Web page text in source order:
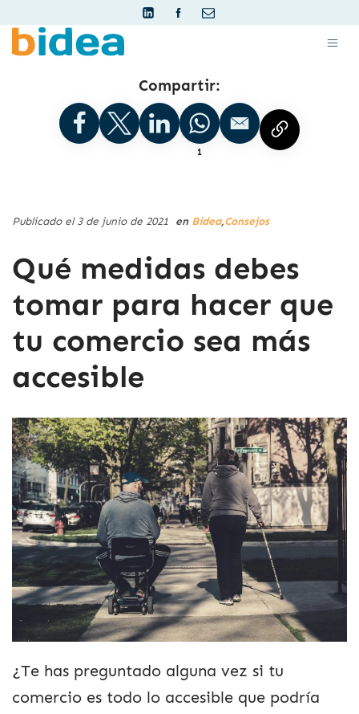
Compartir:
1
Publicado el 3 de junio de 2021 en Bidea,Consejos
Qué medidas debes
tomar para hacer que
tu comercio sea más
accesible
¿Te has preguntado alguna vez si tu
comercio es todo lo accesible que podría